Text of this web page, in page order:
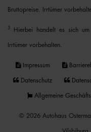
Bruttopreise. Irrtümer
3 Hierbei handelt es sich um
Irrtümer vorbehalten.
Impressum
Datenschutz
Allgemeine
© 2026 Autohaus